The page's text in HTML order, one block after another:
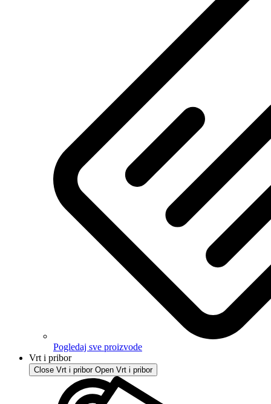
Pogledaj sve proizvode
Vrt i pribor
Close Vrt i pribor Open Vrt i pribor